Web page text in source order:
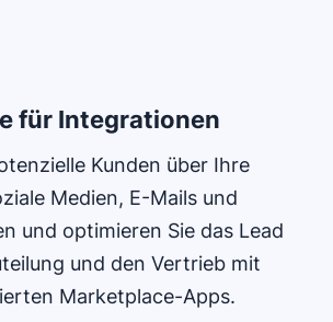
für Integrationen
Kunden über Ihre
Medien, E-Mails und
und optimieren Sie das Lead
und den Vertrieb mit
Marketplace-Apps.